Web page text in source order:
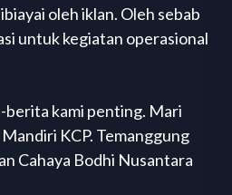
oleh iklan. Oleh sebab
untuk kegiatan operasional
berita kami penting. Mari
KCP. Temanggung
Cahaya Bodhi Nusantara